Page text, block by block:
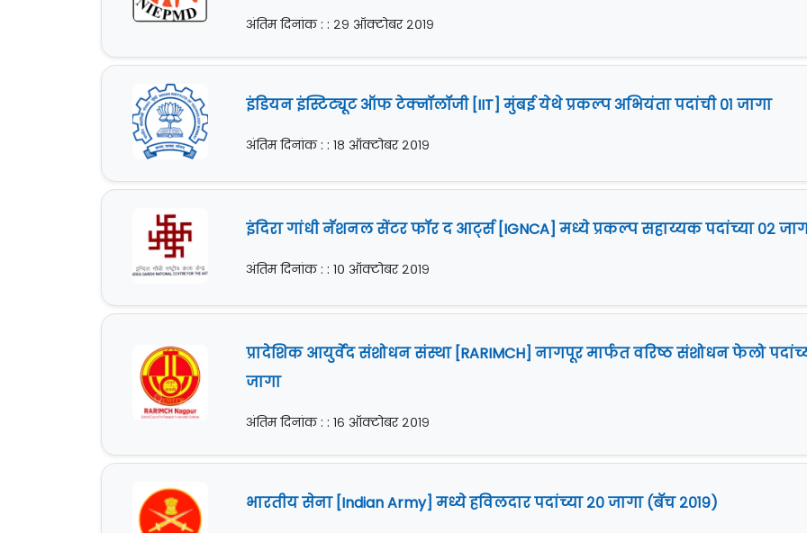
अंतिम दिनांक : : २९ ऑक्टोबर २०१९
इंडियन इंस्टिट्यूट ऑफ टेक्नॉलॉजी [IIT] मुंबई येथे प्रकल्प अभियंता पदांची ०१ जागा
अंतिम दिनांक : : १८ ऑक्टोबर २०१९
इंदिरा गांधी नॅशनल सेंटर फॉर द आर्ट्स [IGNCA] मध्ये प्रकल्प सहाय्यक पदांच्या ०२
अंतिम दिनांक : : १० ऑक्टोबर २०१९
प्रादेशिक आयुर्वेद संशोधन संस्था [RARIMCH] नागपूर मार्फत वरिष्ठ संशोधन फेलो
जागा
अंतिम दिनांक : : १६ ऑक्टोबर २०१९
भारतीय सेना [Indian Army] मध्ये हविलदार पदांच्या २० जागा (बॅच २०१९)